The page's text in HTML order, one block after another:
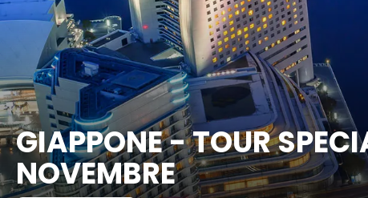
GIAPPONE - TOUR
NOVEMBRE